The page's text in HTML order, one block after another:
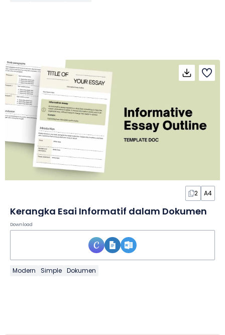
2 A4
Kerangka Esai Informatif dalam Dokumen
Download
Modern Simple Dokumen